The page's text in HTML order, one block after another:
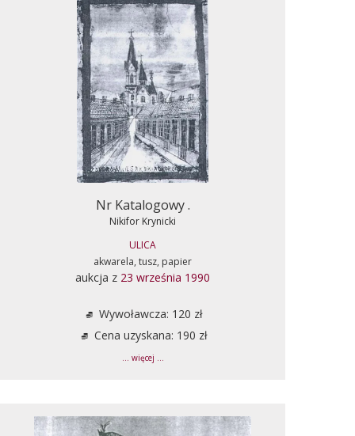
Nr Katalogowy .
Nikifor Krynicki
ULICA
akwarela, tusz, papier
aukcja z 23 września 1990
Wywoławcza: 120 zł
Cena uzyskana: 190 zł
... więcej ...